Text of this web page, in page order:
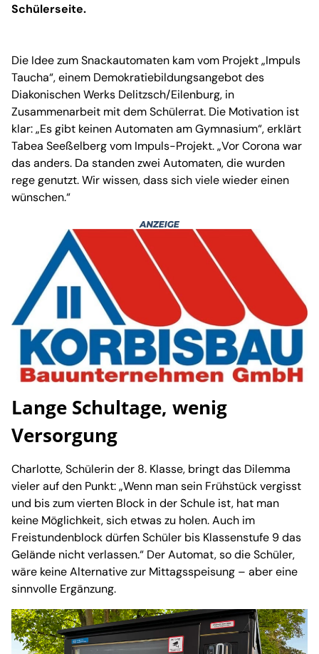
Schülerseite.
Die Idee zum Snackautomaten kam vom Projekt „Impuls
Taucha“, einem Demokratiebildungsangebot des
Diakonischen Werks Delitzsch/Eilenburg, in
Zusammenarbeit mit dem Schülerrat. Die Motivation ist
klar: „Es gibt keinen Automaten am Gymnasium“, erklärt
Tabea Seeßelberg vom Impuls-Projekt. „Vor Corona war
das anders. Da standen zwei Automaten, die wurden
rege genutzt. Wir wissen, dass sich viele wieder einen
wünschen.“
Lange Schultage, wenig
Versorgung
Charlotte, Schülerin der 8. Klasse, bringt das Dilemma
vieler auf den Punkt: „Wenn man sein Frühstück vergisst
und bis zum vierten Block in der Schule ist, hat man
keine Möglichkeit, sich etwas zu holen. Auch im
Freistundenblock dürfen Schüler bis Klassenstufe 9 das
Gelände nicht verlassen.“ Der Automat, so die Schüler,
wäre keine Alternative zur Mittagsspeisung – aber eine
sinnvolle Ergänzung.